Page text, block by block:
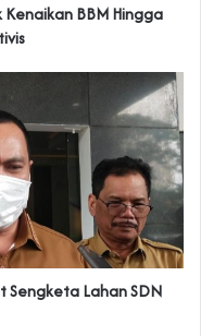
BBM Hingga
Sengketa Lahan SDN